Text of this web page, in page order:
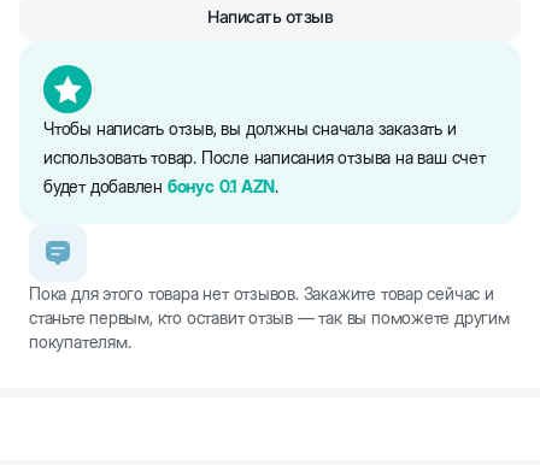
Прорезиненные компоненты
Чтобы написать отзыв, вы должны сначала заказать и
использовать товар. После написания отзыва на ваш счет
будет добавлен бонус 0.1 AZN.
Написать отзыв
Пока для этого товара нет отзывов. Закажите товар сейчас и
станьте первым, кто оставит отзыв — так вы поможете другим
покупателям.